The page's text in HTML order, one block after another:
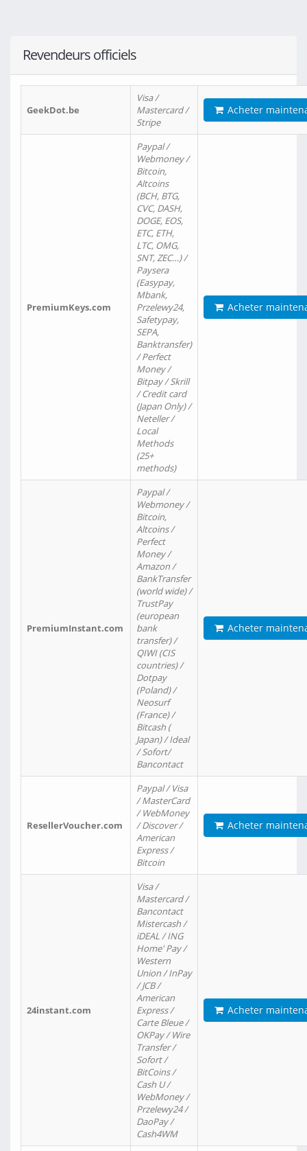
Revendeurs officiels
GeekDot.be
Visa /
Mastercard /
Stripe
Acheter
PremiumKeys.com
Paypal /
Webmoney /
Bitcoin,
Altcoins
(BCH, BTG,
CVC, DASH,
DOGE, EOS,
ETC, ETH,
LTC, OMG,
SNT, ZEC…) /
Paysera
(Easypay,
Mbank,
Przelewy24,
Safetypay,
SEPA,
Banktransfer)
/ Perfect
Money /
Bitpay / Skrill
/ Credit card
(Japan Only) /
Neteller /
Local
Methods
(25+
methods)
Acheter
PremiumInstant.com
Paypal /
Webmoney /
Bitcoin,
Altcoins /
Perfect
Money /
Amazon /
BankTransfer
(world wide) /
TrustPay
(european
bank
transfer) /
QIWI (CIS
countries) /
Dotpay
(Poland) /
Neosurf
(France) /
Bitcash (
Japan) / Ideal
/ Sofort/
Bancontact
Acheter
ResellerVoucher.com
Paypal / Visa
/ MasterCard
/ WebMoney
/ Discover /
American
Express /
Bitcoin
Acheter
24instant.com
Visa /
Mastercard /
Bancontact
Mistercash /
iDEAL / ING
Home' Pay /
Western
Union / InPay
/ JCB /
American
Express /
Carte Bleue /
OKPay / Wire
Transfer /
Sofort /
BitCoins /
Cash U /
WebMoney /
Przelewy24 /
DaoPay /
Cash4WM
Acheter